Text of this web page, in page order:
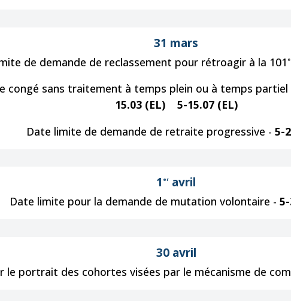
31 mars
de demande de reclassement pour rétroagir à la 101 e
congé sans traitement à temps plein ou à temps
15.03 (EL) 5-15.07 (EL)
Date limite de demande de retraite progressive - 5-
1 er avril
Date limite pour la demande de mutation volontaire -
30 avril
le portrait des cohortes visées par le mécanisme de